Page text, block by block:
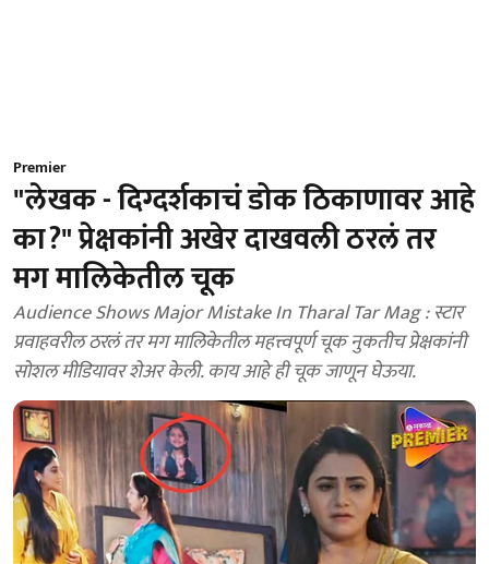
Premier
"लेखक - दिग्दर्शकाचं डोक ठिकाणावर आहे
का?" प्रेक्षकांनी अखेर दाखवली ठरलं तर
मग मालिकेतील चूक
Audience Shows Major Mistake In Tharal Tar Mag : स्टार
प्रवाहवरील ठरलं तर मग मालिकेतील महत्त्वपूर्ण चूक नुकतीच प्रेक्षकांनी
सोशल मीडियावर शेअर केली. काय आहे ही चूक जाणून घेऊया.